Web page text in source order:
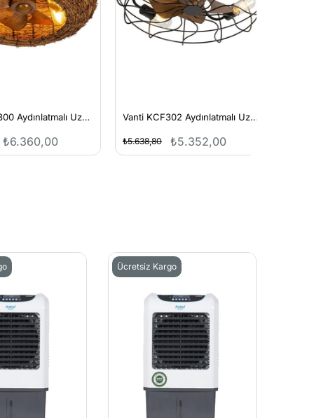
Vanti KCF300 Aydınlatmalı Uzaktan Kumandalı Tavan Vantilatörü Vanti KCF302 Aydınlatmalı Uzaktan Kumandalı Tavan Vantilatörü
₺5.352,00
₺5.638,80
Ücretsiz Kargo